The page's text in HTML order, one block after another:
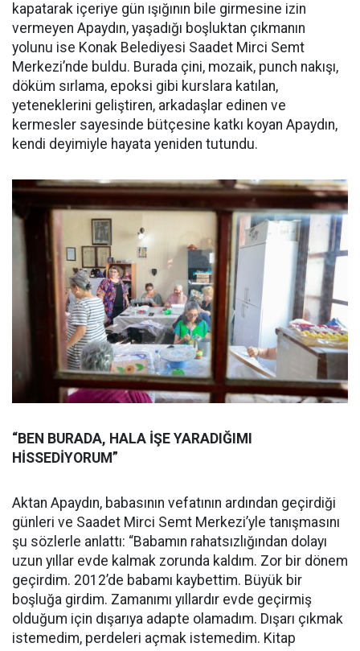
kapatarak içeriye gün ışığının bile girmesine izin
vermeyen Apaydın, yaşadığı boşluktan çıkmanın
yolunu ise Konak Belediyesi Saadet Mirci Semt
Merkezi’nde buldu. Burada çini, mozaik, punch nakışı,
döküm sırlama, epoksi gibi kurslara katılan,
yeteneklerini geliştiren, arkadaşlar edinen ve
kermesler sayesinde bütçesine katkı koyan Apaydın,
kendi deyimiyle hayata yeniden tutundu.
“BEN BURADA, HALA İŞE YARADIĞIMI
HİSSEDİYORUM”
Aktan Apaydın, babasının vefatının ardından geçirdiği
günleri ve Saadet Mirci Semt Merkezi’yle tanışmasını
şu sözlerle anlattı: “Babamın rahatsızlığından dolayı
uzun yıllar evde kalmak zorunda kaldım. Zor bir dönem
geçirdim. 2012’de babamı kaybettim. Büyük bir
boşluğa girdim. Zamanımı yıllardır evde geçirmiş
olduğum için dışarıya adapte olamadım. Dışarı çıkmak
istemedim, perdeleri açmak istemedim. Kitap